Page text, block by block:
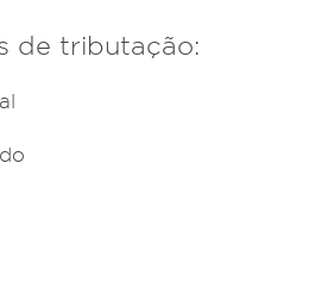
de tributação: